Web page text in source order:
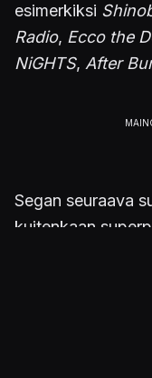
esimerkiksi
Radio, Ecco the
NiGHTS, After
Segan seuraava
kuitenkaan